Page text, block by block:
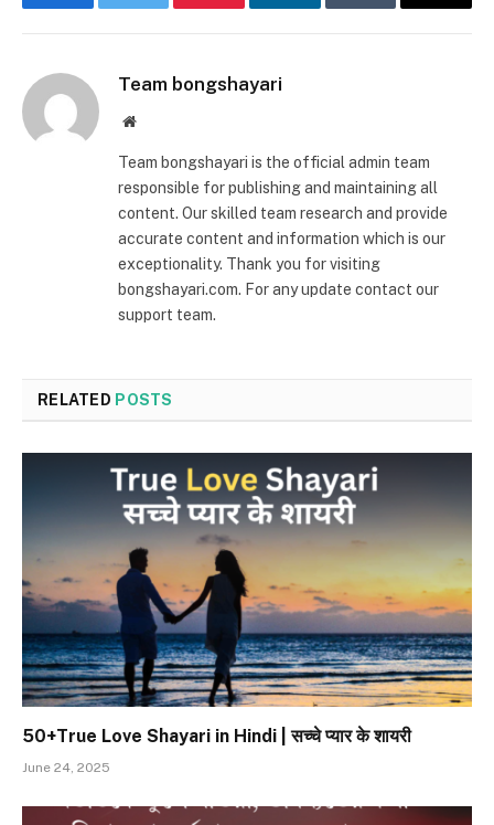
FacebookTwitter Pinterest LinkedInTumblr Email
Team bongshayari
Website
Team bongshayari is the official admin team
responsible for publishing and maintaining all
content. Our skilled team research and provide
accurate content and information which is our
exceptionality. Thank you for visiting
bongshayari.com. For any update contact our
support team.
RELATED POSTS
50+True Love Shayari in Hindi | सच्चे प्यार के शायरी
June 24, 2025